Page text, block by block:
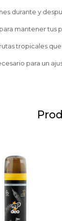
durante y
mantener tus
tropicales
para un